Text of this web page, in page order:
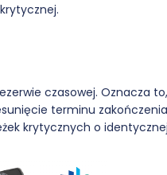
czasowej. Oznacza
terminu
krytycznych o